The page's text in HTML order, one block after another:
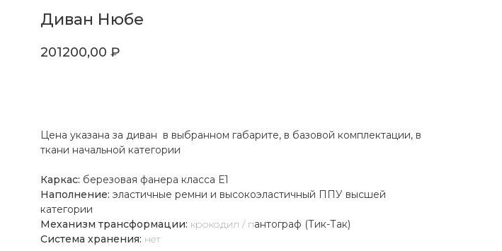
Диван Нюбе
201200,00 ₽
Цена указана за диван в выбранном габарите, в базовой комплектации, в
ткани начальной категории
Каркас: березовая фанера класса Е1
Наполнение: эластичные ремни и высокоэластичный ППУ высшей
категории
Механизм трансформации: крокодил / пантограф (Тик-Так)
Система хранения: нет